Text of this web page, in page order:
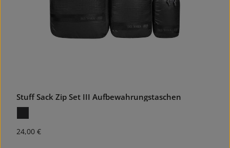
Stuff Sack Zip Set III Aufbewahrungstaschen
Regulärer Preis:
24,00 €